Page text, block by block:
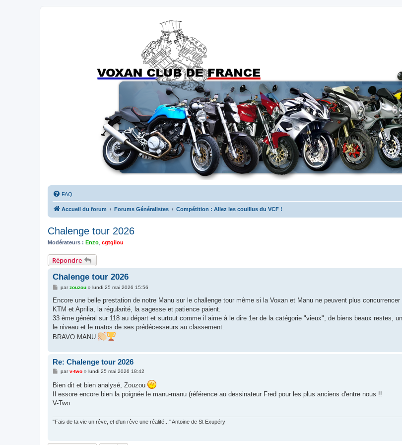
Forums du Voxan Club de France
FAQ
Accueil du forum Forums Généralistes Compétition : Allez les couillus du VCF !
Chalenge tour 2026
Modérateurs : Enzo cgtgilou
Répondre
Chalenge tour 2026
M
s
a
g
parzouzou» lundi 25 mai 2026 15:56
Encore une belle prestation de notre Manu sur le challenge tour même si la Voxan et Manu ne peuvent plus
KTM et Aprilia, la régularité, la sagesse et patience paient.
33 ème général sur 118 au départ et surtout comme il aime à le dire 1er de la catégorie "vieux", de biens beaux restes,
le niveau et le matos de ses prédécesseurs au classement.
BRAVO MANU
Re: Chalenge tour 2026
M
s
a
g
e
parv-two» lundi 25 mai 2026 18:42
Bien dit et bien analysé, Zouzou
Il essore encore bien la poignée le manu-manu (référence au dessinateur Fred pour les plus anciens d'entre nous !!
V-Two
"Fais de ta vie un rêve, et d'un rêve une réalité..." Antoine de St Exupéry